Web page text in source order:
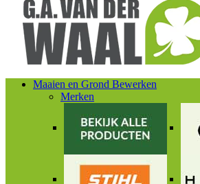
Maaien en Grond Bewerken
Merken